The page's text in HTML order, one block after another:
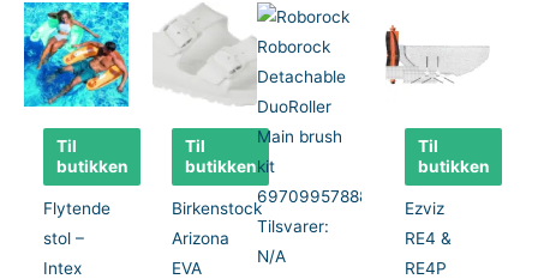
Til
butikken
Flytende
stol –
Intex
Til
butikken
Birkenstock
Arizona
EVA
Til
butikken
Ezviz
RE4 &
RE4P